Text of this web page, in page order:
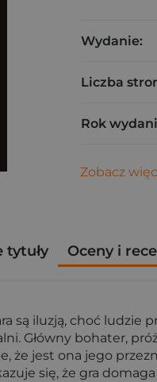
Wydanie:
Liczba
Rok
Zobacz
tytuły Oceny i
są iluzją, choć ludzie
Główny bohater,
że jest ona jego
się, że gra